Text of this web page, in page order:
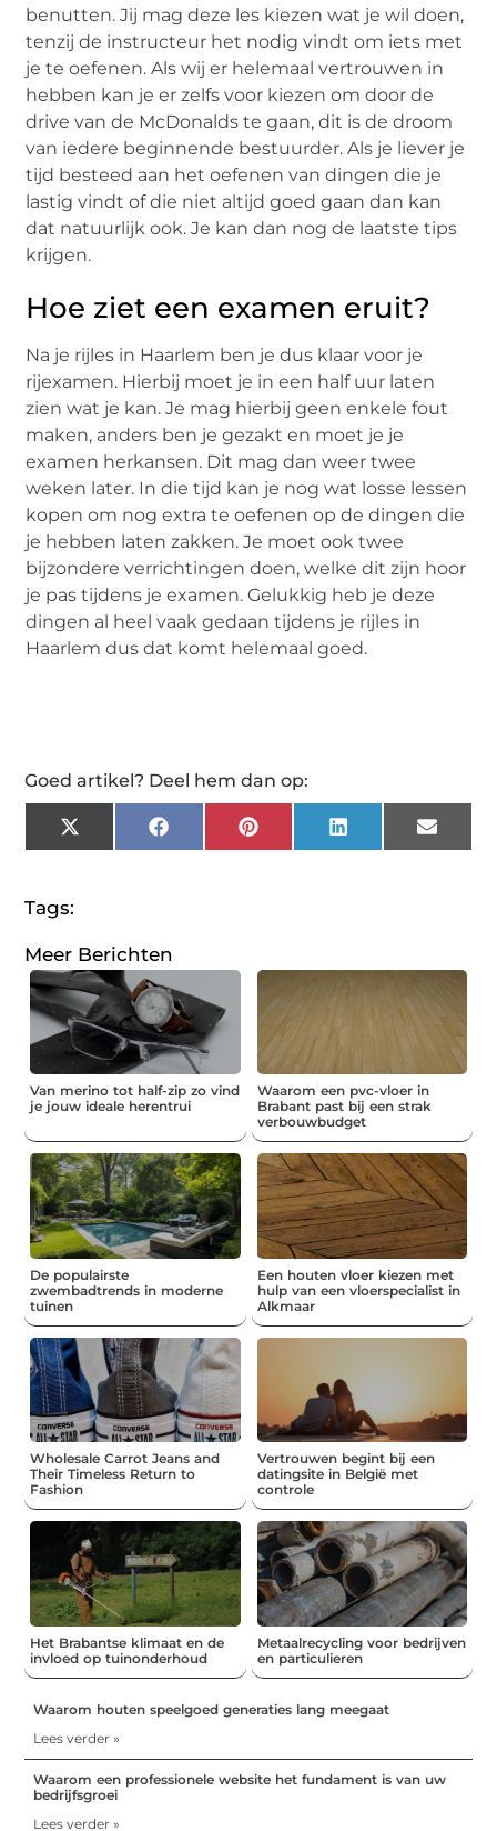
benutten. Jij mag deze les kiezen wat je wil doen,
tenzij de instructeur het nodig vindt om iets met
je te oefenen. Als wij er helemaal vertrouwen in
hebben kan je er zelfs voor kiezen om door de
drive van de McDonalds te gaan, dit is de droom
van iedere beginnende bestuurder. Als je liever je
tijd besteed aan het oefenen van dingen die je
lastig vindt of die niet altijd goed gaan dan kan
dat natuurlijk ook. Je kan dan nog de laatste tips
krijgen.
Hoe ziet een examen eruit?
Na je rijles in Haarlem ben je dus klaar voor je
rijexamen. Hierbij moet je in een half uur laten
zien wat je kan. Je mag hierbij geen enkele fout
maken, anders ben je gezakt en moet je je
examen herkansen. Dit mag dan weer twee
weken later. In die tijd kan je nog wat losse lessen
kopen om nog extra te oefenen op de dingen die
je hebben laten zakken. Je moet ook twee
bijzondere verrichtingen doen, welke dit zijn hoor
je pas tijdens je examen. Gelukkig heb je deze
dingen al heel vaak gedaan tijdens je rijles in
Haarlem dus dat komt helemaal goed.
Goed artikel? Deel hem dan op:
X
(Twitter)
FacebookPinterestLinkedInEmail
Tags:
Meer Berichten
Van merino tot half-zip zo vind
je jouw ideale herentrui
Waarom een pvc-vloer in
Brabant past bij een strak
verbouwbudget
De populairste
zwembadtrends in moderne
tuinen
Een houten vloer kiezen met
hulp van een vloerspecialist in
Alkmaar
Wholesale Carrot Jeans and
Their Timeless Return to
Fashion
Vertrouwen begint bij een
datingsite in België met
controle
Het Brabantse klimaat en de
invloed op tuinonderhoud
Metaalrecycling voor bedrijven
en particulieren
Waarom houten speelgoed generaties lang meegaat
Lees verder »
Waarom een professionele website het fundament is van uw
bedrijfsgroei
Lees verder »